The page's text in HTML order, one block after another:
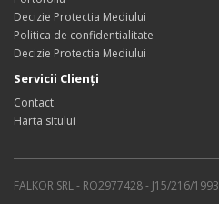
Decizie Protectia Mediului
Politica de confidentialitate
Decizie Protectia Mediului
Servicii Clienţi
Contact
Harta sitului
FALKOR SRL - RO2977428 - J15/216/1993